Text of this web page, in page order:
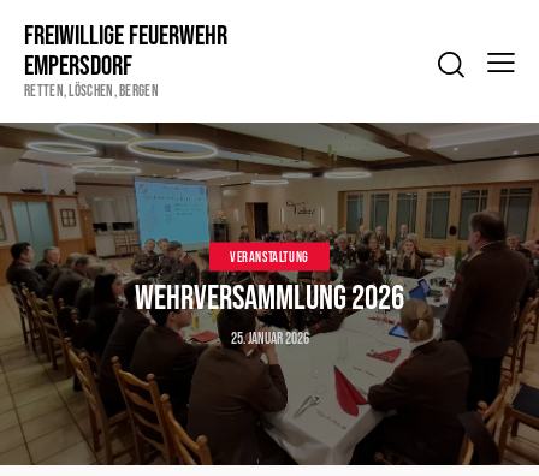
Freiwillige Feuerwehr
Empersdorf
Retten, Löschen, Bergen
VERANSTALTUNG
Wehrversammlung 2026
25. Januar 2026